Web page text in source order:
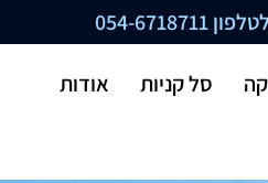
054-6718711
סל קניות
אודות